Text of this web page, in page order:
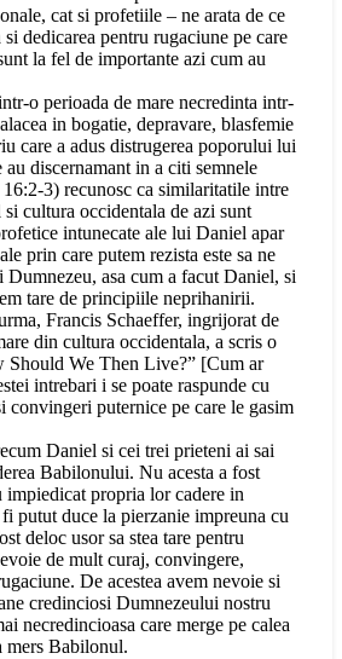
cat si profetiile – ne arata de ce
dedicarea pentru rugaciune pe care
la fel de importante azi cum au
o perioada de mare necredinta intr-
in bogatie, depravare, blasfemie
care a adus distrugerea poporului lui
discernamant in a citi semnele
3) recunosc ca similaritatile intre
cultura occidentala de azi sunt
intunecate ale lui Daniel apar
prin care putem rezista este sa ne
Dumnezeu, asa cum a facut Daniel, si
tare de principiile neprihanirii.
Francis Schaeffer, ingrijorat de
din cultura occidentala, a scris o
Should We Then Live?” [Cum ar
intrebari i se poate raspunde cu
convingeri puternice pe care le gasim
Daniel si cei trei prieteni ai sai
Babilonului. Nu acesta a fost
impiedicat propria lor cadere in
putut duce la pierzanie impreuna cu
deloc usor sa stea tare pentru
de mult curaj, convingere,
De acestea avem nevoie si
credinciosi Dumnezeului nostru
necredincioasa care merge pe calea
mers Babilonul.